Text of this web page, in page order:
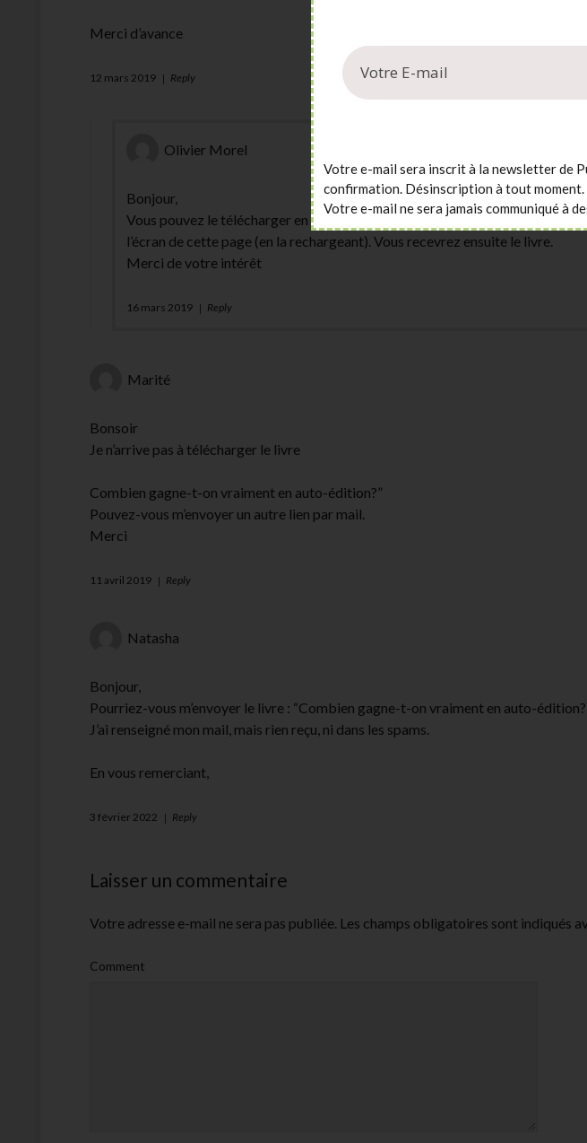
Merci d’avance
12 mars 2019 Reply
Olivier Morel
Bonjour,
Vous pouvez le télécharger en renseignant votre e-mail sur la fenêtre « pop-
l’écran de cette page (en la rechargeant). Vous recevrez ensuite le livre.
Merci de votre intérêt
16 mars 2019 Reply
Marité
Bonsoir
Je n’arrive pas à télécharger le livre
Combien gagne-t-on vraiment en auto-édition?”
Pouvez-vous m’envoyer un autre lien par mail.
Merci
11 avril 2019 Reply
Natasha
Bonjour,
Pourriez-vous m’envoyer le livre : “Combien gagne-t-on vraiment en auto-édition?
J’ai renseigné mon mail, mais rien reçu, ni dans les spams.
En vous remerciant,
3 février 2022 Reply
Laisser un commentaire
Votre adresse e-mail ne sera pas publiée. Les champs obligatoires sont indiqués
Comment
Votre e-mail sera inscrit à la newsletter de
confirmation. Désinscription à tout moment.
Votre e-mail ne sera jamais communiqué à